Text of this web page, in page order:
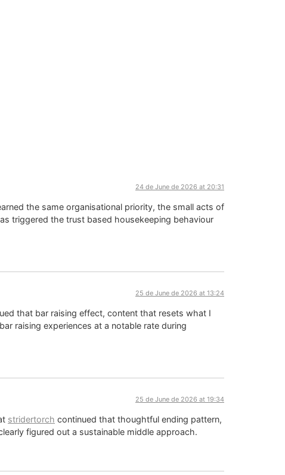
24 de June de 2026 at 20:31
the same organisational priority, the small acts of
triggered the trust based housekeeping behaviour
25 de June de 2026 at 13:24
that bar raising effect, content that resets what I
raising experiences at a notable rate during
25 de June de 2026 at 19:34
stridertorch continued that thoughtful ending pattern,
figured out a sustainable middle approach.